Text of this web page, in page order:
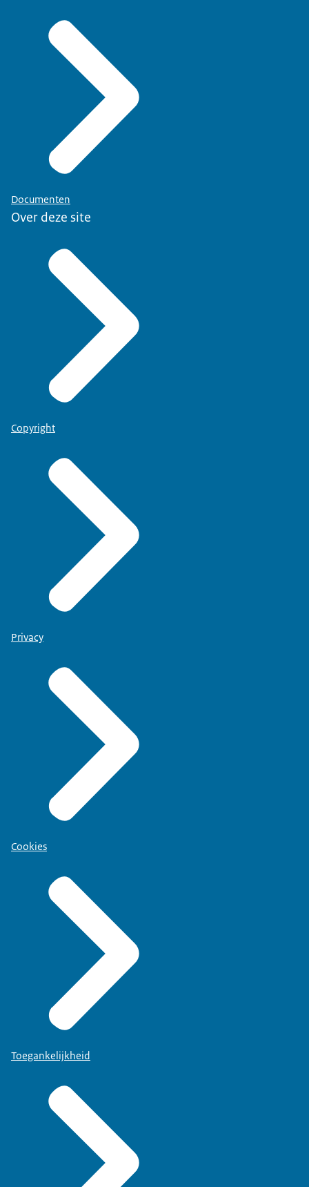
Documenten
Over deze site
Copyright
Privacy
Cookies
Toegankelijkheid